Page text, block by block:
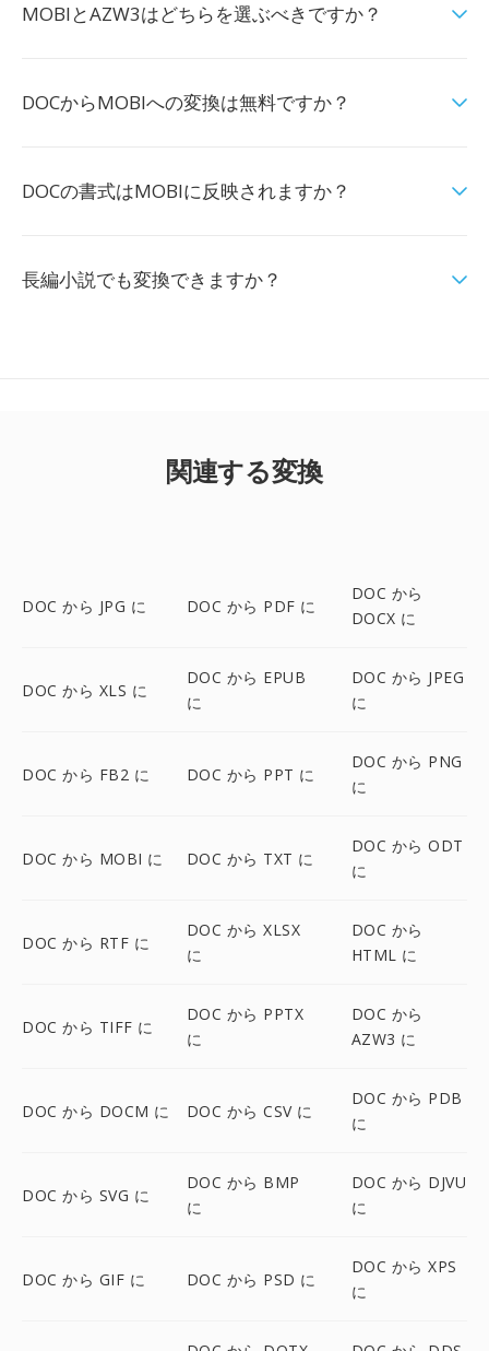
MOBIとAZW3はどちらを選ぶべきですか？
DOCからMOBIへの変換は無料ですか？
DOCの書式はMOBIに反映されますか？
長編小説でも変換できますか？
関連する変換
DOC から JPG に DOC から PDF に
DOC から
DOCX に
DOC から XLS に
DOC から EPUB
に
DOC から JPEG
に
DOC から FB2 に DOC から PPT に
DOC から PNG
に
DOC から MOBI に DOC から TXT に
DOC から ODT
に
DOC から RTF に
DOC から XLSX
に
DOC から
HTML に
DOC から TIFF に
DOC から PPTX
に
DOC から
AZW3 に
DOC から DOCM に DOC から CSV に
DOC から PDB
に
DOC から SVG に
DOC から BMP
に
DOC から DJVU
に
DOC から GIF に DOC から PSD に
DOC から XPS
に